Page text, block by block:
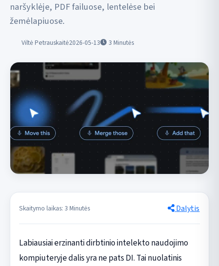
naršyklėje, PDF failuose, lentelėse bei
žemėlapiuose.
Viltė Petrauskaitė2026-05-13 3 Minutės
Skaitymo laikas: 3 Minutės Dalytis
Labiausiai erzinanti dirbtinio intelekto naudojimo
kompiuteryje dalis yra ne pats DI. Tai nuolatinis